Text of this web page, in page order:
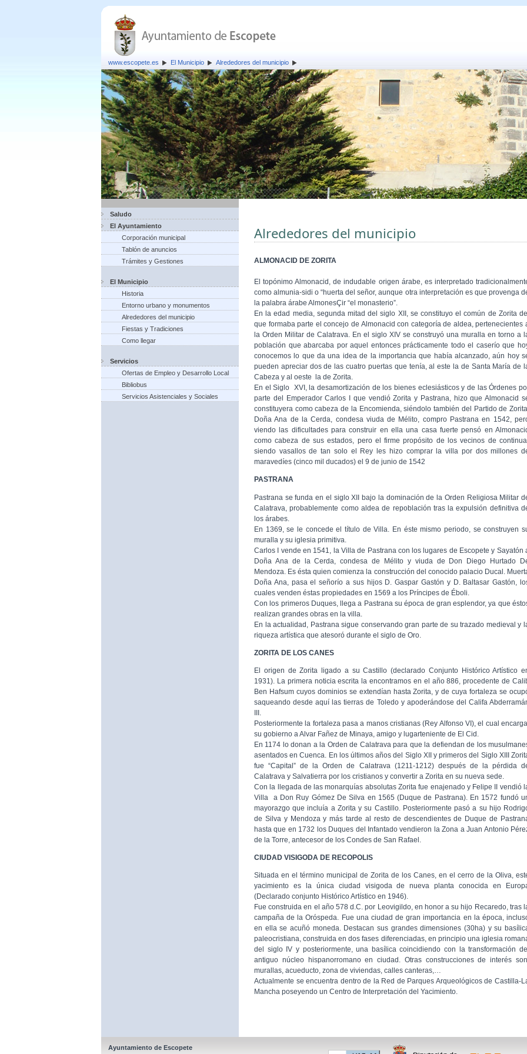
www.escopete.es El Municipio Alrededores del municipio
Saludo
El Ayuntamiento
Corporación municipal
Tablón de anuncios
Trámites y Gestiones
El Municipio
Historia
Entorno urbano y monumentos
Alrededores del municipio
Fiestas y Tradiciones
Como llegar
Servicios
Ofertas de Empleo y Desarrollo Local
Bibliobus
Servicios Asistenciales y Sociales
Alrededores del municipio
ALMONACID DE ZORITA
El topónimo Almonacid, de indudable origen árabe, es interpretado
como almunia-sidi o “huerta del señor, aunque otra interpretación es que provenga
la palabra árabe AlmonesÇir “el monasterio”.
En la edad media, segunda mitad del siglo XII, se constituyo el común de Zorita del
que formaba parte el concejo de Almonacid con categoría de aldea, pertenecientes
la Orden Militar de Calatrava. En el siglo XIV se construyó una muralla en torno a
población que abarcaba por aquel entonces prácticamente todo el caserío que
conocemos lo que da una idea de la importancia que había alcanzado, aún hoy
pueden apreciar dos de las cuatro puertas que tenía, al este la de Santa María de
Cabeza y al oeste la de Zorita.
En el Siglo XVI, la desamortización de los bienes eclesiásticos y de las Órdenes
parte del Emperador Carlos I que vendió Zorita y Pastrana, hizo que Almonacid
constituyera como cabeza de la Encomienda, siéndolo también del Partido de
Doña Ana de la Cerda, condesa viuda de Mélito, compro Pastrana en 1542,
viendo las dificultades para construir en ella una casa fuerte pensó en
como cabeza de sus estados, pero el firme propósito de los vecinos de
siendo vasallos de tan solo el Rey les hizo comprar la villa por dos millones
maravedíes (cinco mil ducados) el 9 de junio de 1542
PASTRANA
Pastrana se funda en el siglo XII bajo la dominación de la Orden Religiosa Militar
Calatrava, probablemente como aldea de repoblación tras la expulsión definitiva
los árabes.
En 1369, se le concede el título de Villa. En éste mismo periodo, se construyen
muralla y su iglesia primitiva.
Carlos I vende en 1541, la Villa de Pastrana con los lugares de Escopete y Sayatón
Doña Ana de la Cerda, condesa de Mélito y viuda de Don Diego Hurtado
Mendoza. Es ésta quien comienza la construcción del conocido palacio Ducal.
Doña Ana, pasa el señorío a sus hijos D. Gaspar Gastón y D. Baltasar Gastón,
cuales venden éstas propiedades en 1569 a los Príncipes de Éboli.
Con los primeros Duques, llega a Pastrana su época de gran esplendor, ya que
realizan grandes obras en la villa.
En la actualidad, Pastrana sigue conservando gran parte de su trazado medieval y
riqueza artística que atesoró durante el siglo de Oro.
ZORITA DE LOS CANES
El origen de Zorita ligado a su Castillo (declarado Conjunto Histórico Artístico
1931). La primera noticia escrita la encontramos en el año 886, procedente de
Ben Hafsum cuyos dominios se extendían hasta Zorita, y de cuya fortaleza se
saqueando desde aquí las tierras de Toledo y apoderándose del Califa
III.
Posteriormente la fortaleza pasa a manos cristianas (Rey Alfonso VI), el cual encarga
su gobierno a Alvar Fañez de Minaya, amigo y lugarteniente de El Cid.
En 1174 lo donan a la Orden de Calatrava para que la defiendan de los
asentados en Cuenca. En los últimos años del Siglo XII y primeros del Siglo XIII
fue “Capital” de la Orden de Calatrava (1211-1212) después de la pérdida
Calatrava y Salvatierra por los cristianos y convertir a Zorita en su nueva sede.
Con la llegada de las monarquías absolutas Zorita fue enajenado y Felipe II vendió
Villa a Don Ruy Gómez De Silva en 1565 (Duque de Pastrana). En 1572 fundó
mayorazgo que incluía a Zorita y su Castillo. Posteriormente pasó a su hijo
de Silva y Mendoza y más tarde al resto de descendientes de Duque de
hasta que en 1732 los Duques del Infantado vendieron la Zona a Juan Antonio
de la Torre, antecesor de los Condes de San Rafael.
CIUDAD VISIGODA DE RECOPOLIS
Situada en el término municipal de Zorita de los Canes, en el cerro de la Oliva,
yacimiento es la única ciudad visigoda de nueva planta conocida en
(Declarado conjunto Histórico Artístico en 1946).
Fue construida en el año 578 d.C. por Leovigildo, en honor a su hijo Recaredo, tras
campaña de la Oróspeda. Fue una ciudad de gran importancia en la época,
en ella se acuñó moneda. Destacan sus grandes dimensiones (30ha) y su
paleocristiana, construida en dos fases diferenciadas, en principio una iglesia
del siglo IV y posteriormente, una basílica coincidiendo con la transformación del
antiguo núcleo hispanorromano en ciudad. Otras construcciones de interés
murallas, acueducto, zona de viviendas, calles canteras,…
Actualmente se encuentra dentro de la Red de Parques Arqueológicos de Castilla-
Mancha poseyendo un Centro de Interpretación del Yacimiento.
Ayuntamiento de Escopete